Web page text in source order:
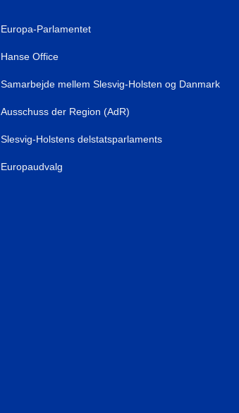
Europa-Parlamentet
Hanse Office
Samarbejde mellem Slesvig-Holsten og Danmark
Ausschuss der Region (AdR)
Slesvig-Holstens delstatsparlaments
Europaudvalg